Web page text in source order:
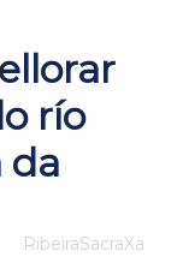
río
da
RibeiraSacraXa